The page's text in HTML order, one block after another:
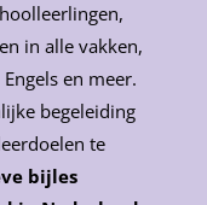
in alle vakken,
en meer.
begeleiding
te
bijles